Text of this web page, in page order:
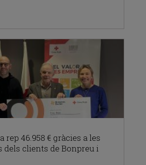
rep 46.958 € gràcies a les
dels clients de Bonpreu i